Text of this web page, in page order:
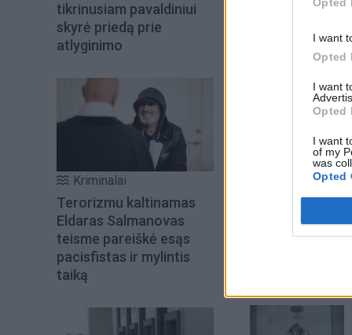
I want
Opted
I want
Opted
I want
of my
was
Opted
tikrinusiam pavaldiniui
skyrė priedą prie
atlyginimo
Kriminalai
Terorizmu kaltinamas
Eldaras Salmanovas
teisme pareiškė esąs
pacisfistas ir mylintis
taiką
Šiuo metu